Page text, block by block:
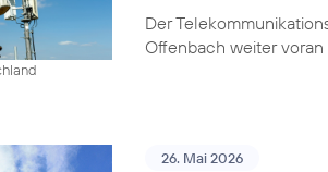
Der
Offenbach weiter voran
26. Mai 2026